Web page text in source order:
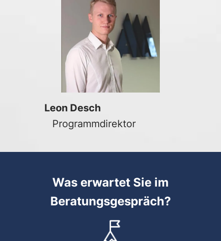
Leon Desch
Programmdirektor
Was erwartet Sie im
Beratungsgespräch?